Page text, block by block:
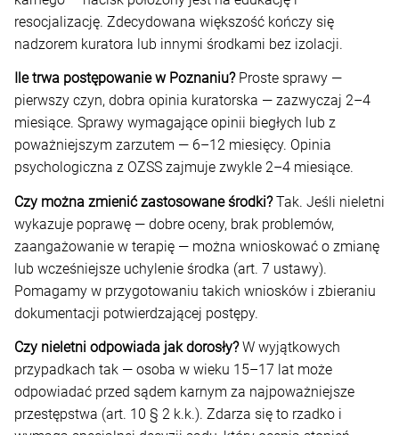
resocjalizację. Zdecydowana większość kończy się
nadzorem kuratora lub innymi środkami bez izolacji.
Ile trwa postępowanie w Poznaniu?Proste sprawy —
pierwszy czyn, dobra opinia kuratorska — zazwyczaj 2–4
miesiące. Sprawy wymagające opinii biegłych lub z
poważniejszym zarzutem — 6–12 miesięcy. Opinia
psychologiczna z OZSS zajmuje zwykle 2–4 miesiące.
Czy można zmienić zastosowane środki?Tak. Jeśli nieletni
wykazuje poprawę — dobre oceny, brak problemów,
zaangażowanie w terapię — można wnioskować o zmianę
lub wcześniejsze uchylenie środka (art. 7 ustawy).
Pomagamy w przygotowaniu takich wniosków i zbieraniu
dokumentacji potwierdzającej postępy.
Czy nieletni odpowiada jak dorosły?W wyjątkowych
przypadkach tak — osoba w wieku 15–17 lat może
odpowiadać przed sądem karnym za najpoważniejsze
przestępstwa (art. 10 § 2 k.k.). Zdarza się to rzadko i